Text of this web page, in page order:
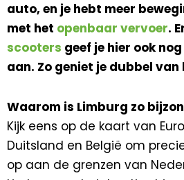
auto, en je hebt meer
met het openbaar vervoer.
scooters geef je hier ook
aan. Zo geniet je dubbel van
Waarom is Limburg zo
Kijk eens op de kaart van
Duitsland en België om
op aan de grenzen van